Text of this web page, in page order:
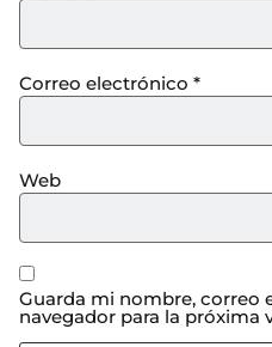
Correo electrónico *
Web
Guarda mi nombre, correo
navegador para la próxima